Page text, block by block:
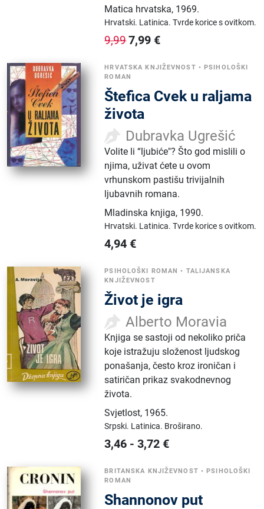
Matica hrvatska, 1969.
Hrvatski. Latinica.Tvrde korice s ovitkom.
9,997,99 €
HRVATSKA KNJIŽEVNOST •PSIHOLOŠKI
ROMAN
Štefica Cvek u raljama
života
Dubravka Ugrešić
Volite li “ljubiće"? Što god mislili o
njima, uživat ćete u ovom
vrhunskom pastišu trivijalnih
ljubavnih romana.
Mladinska knjiga, 1990.
Hrvatski. Latinica.Tvrde korice s ovitkom.
4,94 €
PSIHOLOŠKI ROMAN • TALIJANSKA
KNJIŽEVNOST
Život je igra
Alberto Moravia
Knjiga se sastoji od nekoliko priča
koje istražuju složenost ljudskog
ponašanja, često kroz ironičan i
satiričan prikaz svakodnevnog
života.
Svjetlost, 1965.
Srpski. Latinica. Broširano.
3,46 -3,72 €
BRITANSKA KNJIŽEVNOST •PSIHOLOŠKI
ROMAN
Shannonov put